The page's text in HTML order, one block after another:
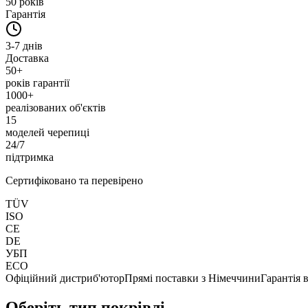
Гарантія
3-7 днів
Доставка
50+
років гарантії
1000+
реалізованих об'єктів
15
моделей черепиці
24/7
підтримка
Сертифіковано та перевірено
TÜV
ISO
CE
DE
УБП
ECO
Офіційний дистриб'юторПрямі поставки з НімеччиниГарантія